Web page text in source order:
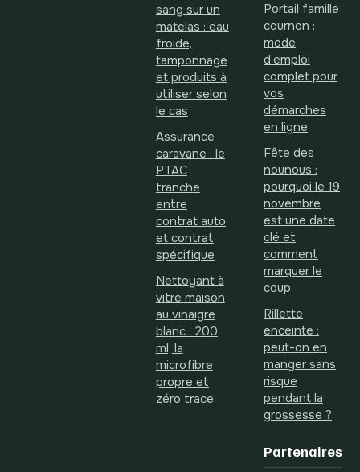
sang sur un
matelas : eau
froide,
tamponnage
et produits à
utiliser selon
le cas
Assurance
caravane : le
PTAC
tranche
entre
contrat auto
et contrat
spécifique
Nettoyant à
vitre maison
au vinaigre
blanc : 200
ml, la
microfibre
propre et
zéro trace
Portail famille
cournon :
mode
d’emploi
complet pour
vos
démarches
en ligne
Fête des
nounous :
pourquoi le 19
novembre
est une date
clé et
comment
marquer le
coup
Rillette
enceinte :
peut-on en
manger sans
risque
pendant la
grossesse ?
Partenaires